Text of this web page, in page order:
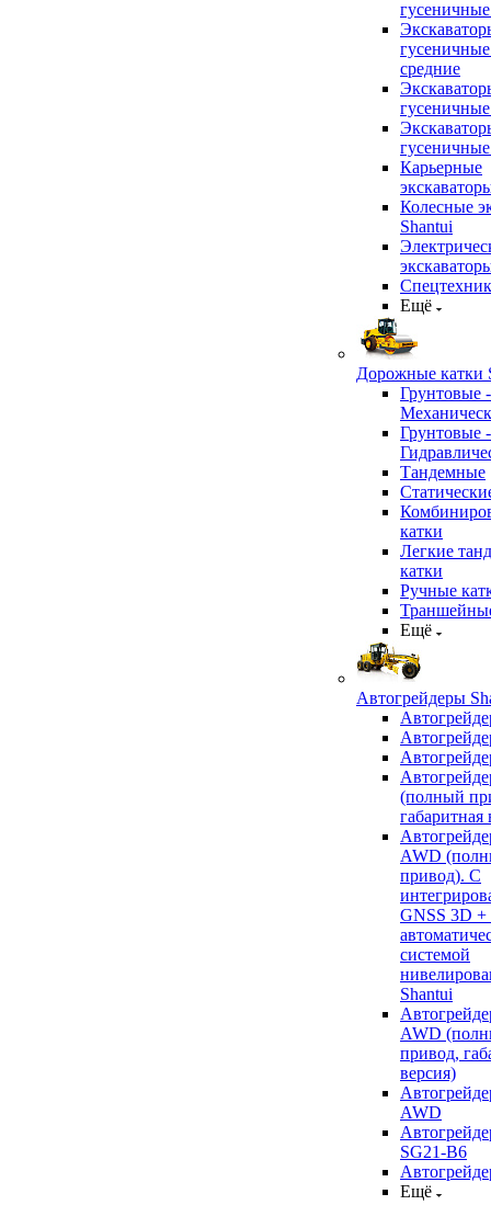
средние
Карьерные
Колесные
Shantui
Ещё
Дорожные катки
Грунтовые -
Грунтовые -
Тандемные
катки
Легкие
катки
Ручные
Ещё
Автогрейдеры
(полный
габаритная
AWD
привод). С
GNSS 3D +
системой
Shantui
AWD
привод,
версия)
AWD
SG21-B6
Ещё